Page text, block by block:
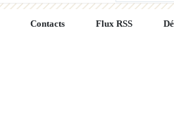
Contacts Flux RSS